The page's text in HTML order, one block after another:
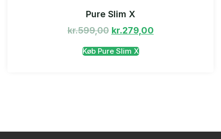
Pure Slim X
kr.599,00 kr.279,00
Køb Pure Slim X